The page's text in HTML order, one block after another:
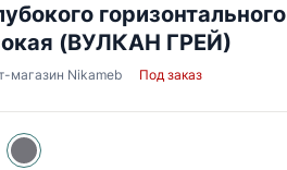
горизонтального
(ВУЛКАН ГРЕЙ)
магазин Nikameb Под заказ